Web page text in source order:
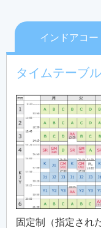
インドアコー
タイムテーブ
固定制（指定され